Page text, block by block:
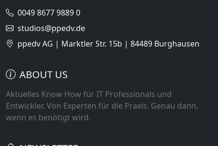
0049 8677 9889 0
studios@ppedv.de
ppedv AG | Marktler Str. 15b | 84489 Burghausen
ABOUT US
Aktuelles Know How für IT Professionals und
Entwickler. Von Experten für die Praxis. Genau dann,
wenn es benötigt wird.